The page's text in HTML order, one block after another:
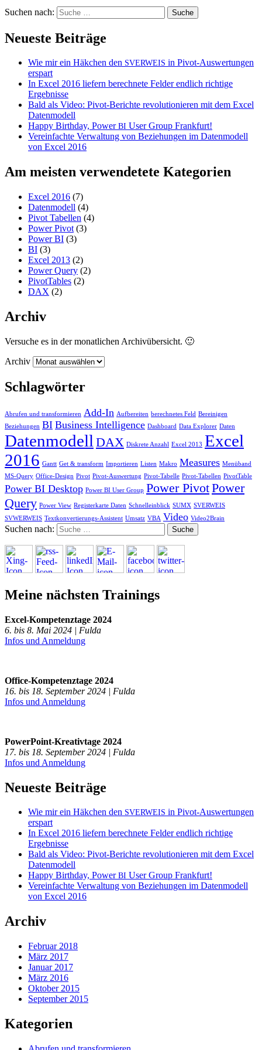
Suchen nach:
Neueste Beiträge
Wie mir ein Häkchen den SVERWEIS in Pivot-Auswertungen
erspart
In Excel 2016 liefern berechnete Felder endlich richtige
Ergebnisse
Bald als Video: Pivot-Berichte revolutionieren mit dem Excel
Datenmodell
Happy Birthday, PowerBI User Group Frankfurt!
Vereinfachte Verwaltung von Beziehungen im Datenmodell
von Excel 2016
Am meisten verwendetete Kategorien
Excel 2016 (7)
Datenmodell (4)
Pivot Tabellen (4)
Power Pivot (3)
Power BI (3)
BI (3)
Excel 2013 (2)
Power Query (2)
PivotTables (2)
DAX (2)
Archiv
Versuche es in der monatlichen Archivübersicht. 🙂
Archiv
Schlagwörter
Abrufen und transformieren Add-In Aufbereiten berechnetes Feld Bereinigen
Beziehungen BI Business Intelligence Dashboard Data Explorer Daten
Datenmodell DAX Diskrete Anzahl Excel 2013 Excel
2016 Gantt Get & transform Importieren Listen Makro Measures Menüband
MS-Query Office-Design Pivot Pivot-Auswertung Pivot-Tabelle Pivot-Tabellen PivotTable
Power BI Desktop Power BI User Group Power PivotPower
Query Power View Registerkarte Daten Schnelleinblick SUMX SVERWEIS
SVWERWEIS Textkonvertierungs-Assistent Umsatz VBA Video Video2Brain
Suchen nach:
Meine nächsten Trainings
Excel-Kompetenztage 2024
6. bis 8. Mai 2024 | Fulda
Infos und Anmeldung
Office-Kompetenztage 2024
16. bis 18. September 2024 | Fulda
Infos und Anmeldung
PowerPoint-Kreativtage 2024
17. bis 18. September 2024 | Fulda
Infos und Anmeldung
Neueste Beiträge
Wie mir ein Häkchen den SVERWEIS in Pivot-Auswertungen
erspart
In Excel 2016 liefern berechnete Felder endlich richtige
Ergebnisse
Bald als Video: Pivot-Berichte revolutionieren mit dem Excel
Datenmodell
Happy Birthday, PowerBI User Group Frankfurt!
Vereinfachte Verwaltung von Beziehungen im Datenmodell
von Excel 2016
Archiv
Februar 2018
März 2017
Januar 2017
März 2016
Oktober 2015
September 2015
Kategorien